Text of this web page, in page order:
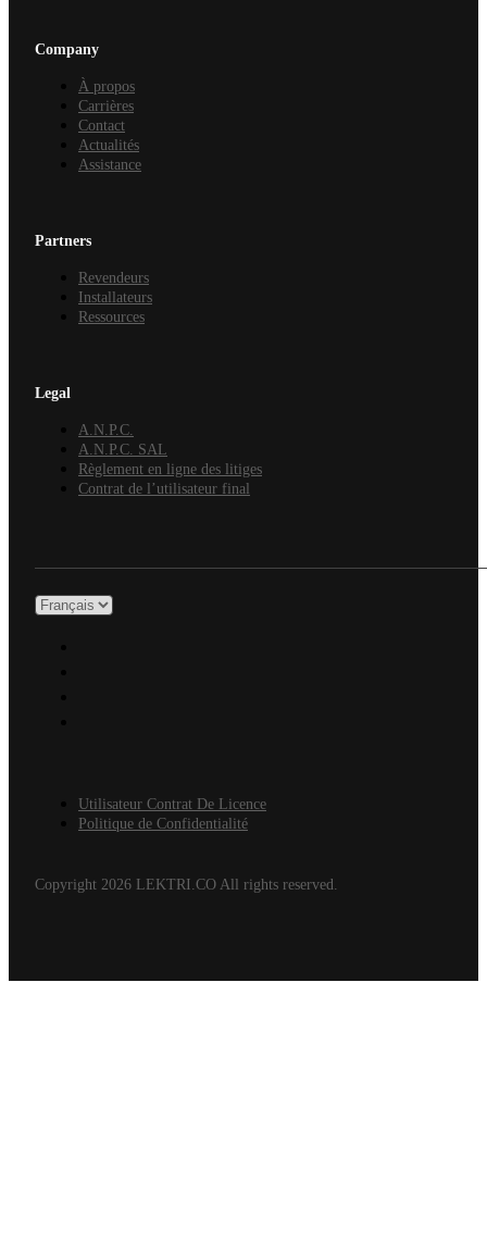
Partners
Revendeurs
Installateurs
Ressources
Company
À propos
Carrières
Contact
Actualités
Assistance
Legal
A.N.P.C.
A.N.P.C. SAL
Règlement en ligne des litiges
Contrat de l’utilisateur final
Copyright 2026 LEKTRI.CO All rights reserved.
Utilisateur Contrat De Licence
Politique de Confidentialité